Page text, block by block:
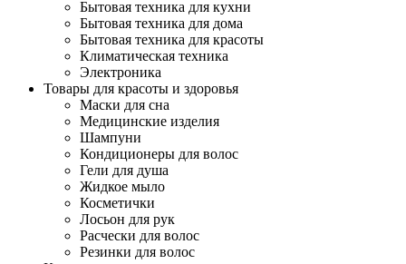
Бытовая техника для кухни
Бытовая техника для дома
Бытовая техника для красоты
Климатическая техника
Электроника
Товары для красоты и здоровья
Маски для сна
Медицинские изделия
Шампуни
Кондиционеры для волос
Гели для душа
Жидкое мыло
Косметички
Лосьон для рук
Расчески для волос
Резинки для волос